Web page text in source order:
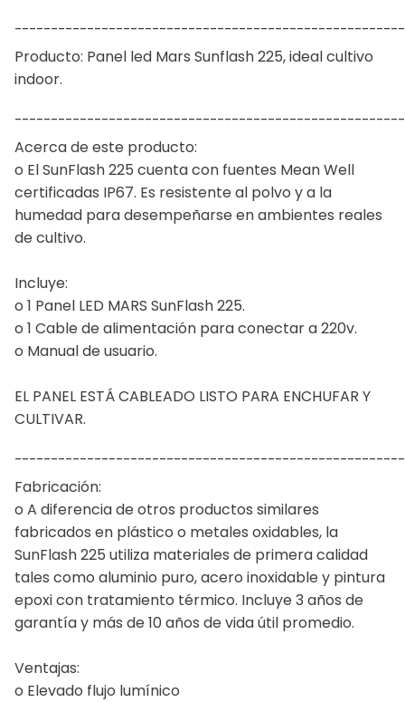
Producto: Panel led Mars Sunflash 225, ideal cultivo
indoor.
Acerca de este producto:
o El SunFlash 225 cuenta con fuentes Mean Well
certificadas IP67. Es resistente al polvo y a la
humedad para desempeñarse en ambientes reales
de cultivo.
Incluye:
o 1 Panel LED MARS SunFlash 225.
o 1 Cable de alimentación para conectar a 220v.
o Manual de usuario.
EL PANEL ESTÁ CABLEADO LISTO PARA ENCHUFAR Y
CULTIVAR.
Fabricación:
o A diferencia de otros productos similares
fabricados en plástico o metales oxidables, la
SunFlash 225 utiliza materiales de primera calidad
tales como aluminio puro, acero inoxidable y pintura
epoxi con tratamiento térmico. Incluye 3 años de
garantía y más de 10 años de vida útil promedio.
Ventajas:
o Elevado flujo lumínico